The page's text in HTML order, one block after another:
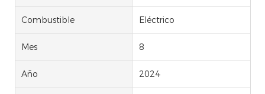
Combustible Eléctrico
Mes 8
Año 2024